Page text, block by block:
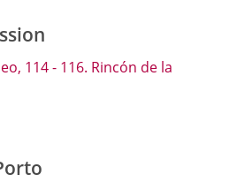
114 - 116. Rincón de la